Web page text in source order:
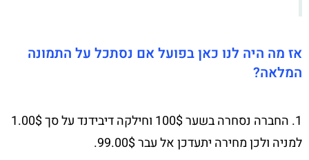
אז מה היה לנו כאן בפועל אם נסתכל על התמונה
המלאה?
1. החברה נסחרה בשער 100$ וחילקה דיבידנד על סך 1.00$
למניה ולכן מחירה יתעדכן אל עבר 99.00$.